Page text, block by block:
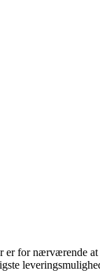
for nærværende